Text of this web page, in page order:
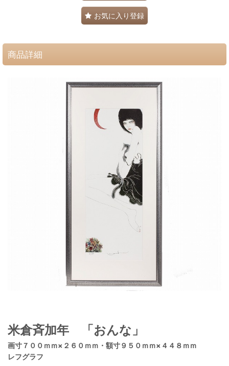
お気に入り登録
商品詳細
米倉斉加年 「おんな」
画寸７００ｍｍ×２６０ｍｍ・額寸９５０ｍｍ×４４８ｍｍ
レフグラフ